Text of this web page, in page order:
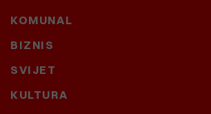
KOMUNAL
BIZNIS
SVIJET
KULTURA